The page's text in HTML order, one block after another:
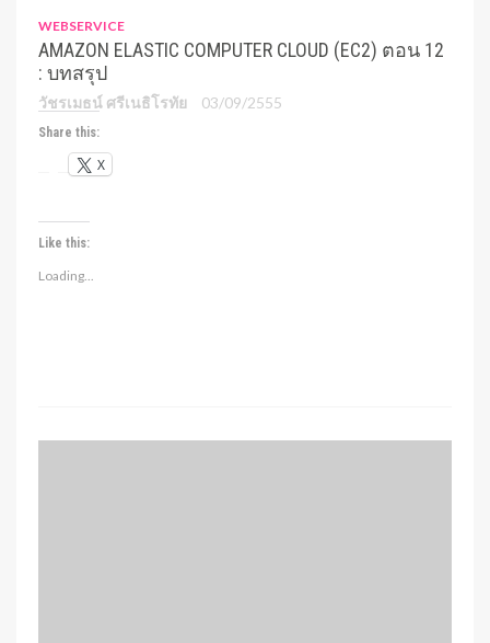
WEBSERVICE
AMAZON ELASTIC COMPUTER CLOUD (EC2) ตอน 12
: บทสรุป
วัชรเมธน์ ศรีเนธิโรทัย 03/09/2555
Share this:
X
Like this:
Loading...